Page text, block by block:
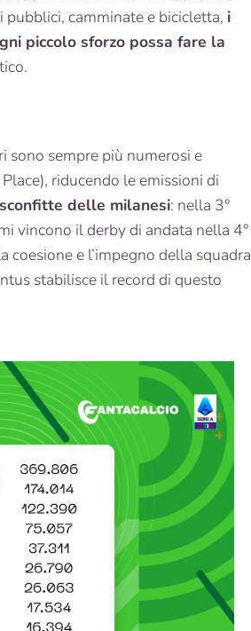
camminate e bicicletta, i
piccolo sforzo possa fare la
sono sempre più numerosi e
riducendo le emissioni di
delle milanesi: nella 3°
vincono il derby di andata nella 4°
e l’impegno della squadra
stabilisce il record di questo